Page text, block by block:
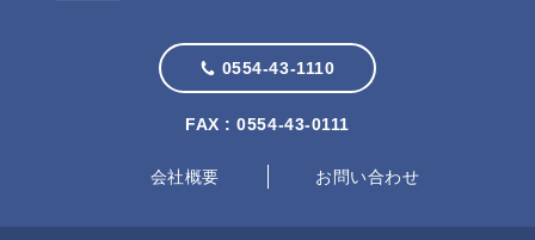
0554-43-1110
FAX : 0554-43-0111
会社概要 お問い合わせ